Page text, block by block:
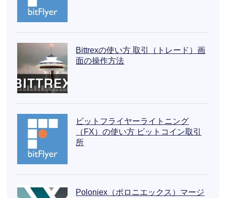
Bittrexの使い方 取引（トレード）画
面の操作方法
ビットフライヤーライトニング
（FX）の使い方 ビットコイン取引
所
Poloniex（ポロニエックス）マージ